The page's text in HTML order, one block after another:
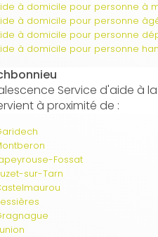
à domicile pour personne à
à domicile pour personne
à domicile pour personne
à domicile pour personne
Service d'aide à
à proximité de :
Fossat
sur-Tarn